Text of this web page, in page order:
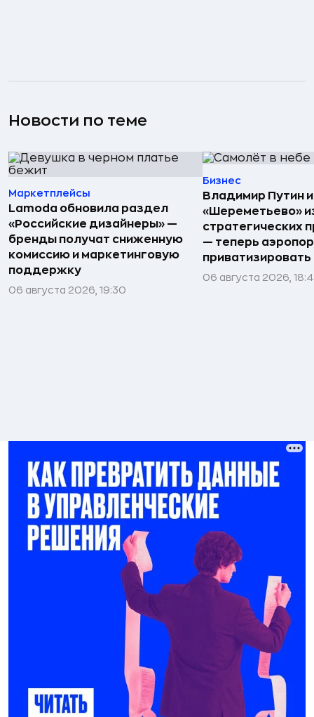
Новости по теме
Маркетплейсы
Lamoda обновила раздел
«Российские дизайнеры» —
бренды получат сниженную
комиссию и маркетинговую
поддержку
06 августа 2026, 19:30
Бизнес
Владимир Путин
«Шереметьево»
стратегических
— теперь
приватизировать
06 августа 2026,